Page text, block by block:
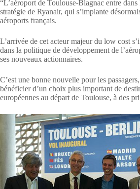
“L’aéroport de Toulouse-Blagnac entre
stratégie de Ryanair, qui s’implante
aéroports français.
L’arrivée de cet acteur majeur du low cost
dans la politique de développement de
ses nouveaux actionnaires.
C’est une bonne nouvelle pour les
bénéficier d’un choix plus important de
européennes au départ de Toulouse, à des